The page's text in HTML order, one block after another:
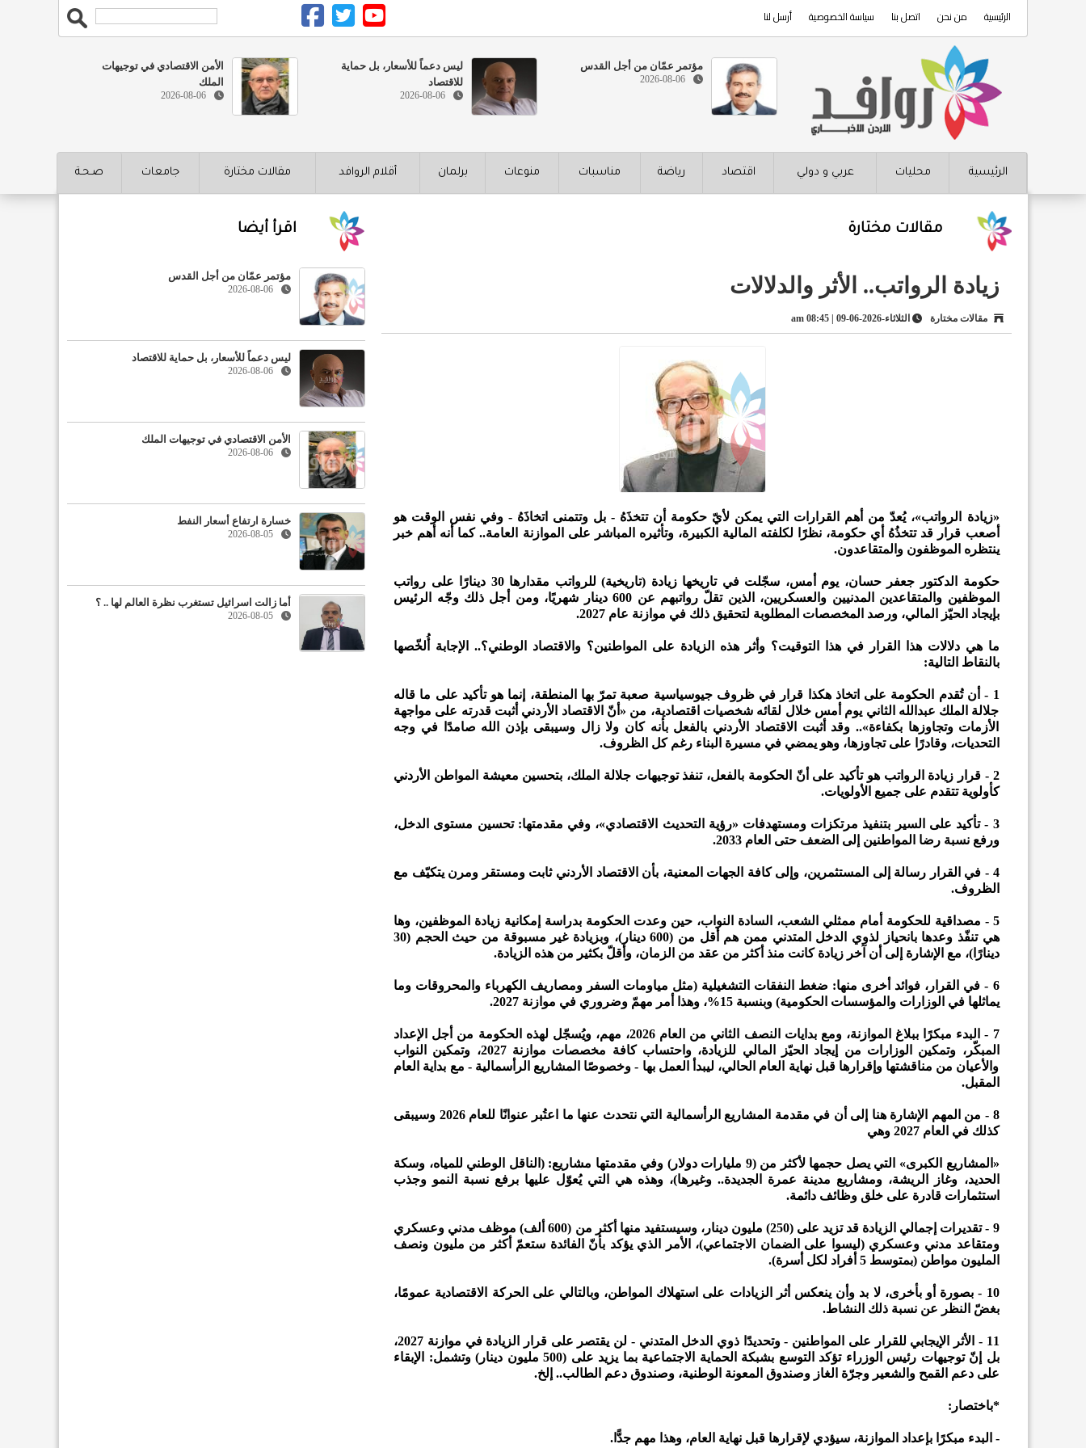
الرئيسية من نحن اتصل بنا سياسة الخصوصية أرسل لنا
مؤتمر عمّان من أجل القدس
2026-08-06
ليس دعماً للأسعار، بل حماية
للاقتصاد
2026-08-06
الأمن الاقتصادي في توجيهات
الملك
2026-08-06
الرئيسية محليات عربي و دولي اقتصاد رياضة مناسبات منوعات برلمان أقلام الروافد مقالات مختارة جامعات صـحـة
مقالات مختارة
زيادة الرواتب.. الأثر والدلالات
مقالات مختارة الثلاثاء-2026-06-09 | 08:45 am
«زيادة الرواتب»، يُعدّ من أهم القرارات التي يمكن لأيّ حكومة أن تتخذَهُ - بل وتتمنى اتخاذَهُ - وفي نفس الوقت هو
أصعب قرار قد تتخذُهُ أي حكومة، نظرًا لكلفته المالية الكبيرة، وتأثيره المباشر على الموازنة العامة.. كما أنه أهم خبر
ينتظره الموظفون والمتقاعدون.
حكومة الدكتور جعفر حسان، يوم أمس، سجّلت في تاريخها زيادة (تاريخية) للرواتب مقدارها 30 دينارًا على رواتب
الموظفين والمتقاعدين المدنيين والعسكريين، الذين تقلّ رواتبهم عن 600 دينار شهريًا، ومن أجل ذلك وجّه الرئيس
بإيجاد الحيّز المالي، ورصد المخصصات المطلوبة لتحقيق ذلك في موازنة عام 2027.
ما هي دلالات هذا القرار في هذا التوقيت؟ وأثر هذه الزيادة على المواطنين؟ والاقتصاد الوطني؟.. الإجابة أُلخّصها
بالنقاط التالية:
1 - أن تُقدم الحكومة على اتخاذ هكذا قرار في ظروف جيوسياسية صعبة تمرّ بها المنطقة، إنما هو تأكيد على ما قاله
جلالة الملك عبدالله الثاني يوم أمس خلال لقائه شخصيات اقتصادية، من «أنّ الاقتصاد الأردني أثبت قدرته على مواجهة
الأزمات وتجاوزها بكفاءة».. وقد أثبت الاقتصاد الأردني بالفعل بأنه كان ولا زال وسيبقى بإذن الله صامدًا في وجه
التحديات، وقادرًا على تجاوزها، وهو يمضي في مسيرة البناء رغم كل الظروف.
2 - قرار زيادة الرواتب هو تأكيد على أنّ الحكومة بالفعل، تنفذ توجيهات جلالة الملك، بتحسين معيشة المواطن الأردني
كأولوية تتقدم على جميع الأولويات.
3 - تأكيد على السير بتنفيذ مرتكزات ومستهدفات «رؤية التحديث الاقتصادي»، وفي مقدمتها: تحسين مستوى الدخل،
ورفع نسبة رضا المواطنين إلى الضعف حتى العام 2033.
4 - في القرار رسالة إلى المستثمرين، وإلى كافة الجهات المعنية، بأن الاقتصاد الأردني ثابت ومستقر ومرن يتكيّف مع
الظروف.
5 - مصداقية للحكومة أمام ممثلي الشعب، السادة النواب، حين وعدت الحكومة بدراسة إمكانية زيادة الموظفين، وها
هي تنفّذ وعدها بانحياز لذوي الدخل المتدني ممن هم أقل من (600 دينار)، وبزيادة غير مسبوقة من حيث الحجم (30
دينارًا)، مع الإشارة إلى أن آخر زيادة كانت منذ أكثر من عقد من الزمان، وأقلّ بكثير من هذه الزيادة.
6 - في القرار، فوائد أخرى منها: ضغط النفقات التشغيلية (مثل مياومات السفر ومصاريف الكهرباء والمحروقات وما
يماثلها في الوزارات والمؤسسات الحكومية) وبنسبة 15%، وهذا أمر مهمّ وضروري في موازنة 2027.
7 - البدء مبكرًا ببلاغ الموازنة، ومع بدايات النصف الثاني من العام 2026، مهم، ويُسجّل لهذه الحكومة من أجل الإعداد
المبكّر، وتمكين الوزارات من إيجاد الحيّز المالي للزيادة، واحتساب كافة مخصصات موازنة 2027، وتمكين النواب
والأعيان من مناقشتها وإقرارها قبل نهاية العام الحالي، ليبدأ العمل بها - وخصوصًا المشاريع الرأسمالية - مع بداية العام
المقبل.
8 - من المهم الإشارة هنا إلى أن في مقدمة المشاريع الرأسمالية التي نتحدث عنها ما اعتُبر عنوانًا للعام 2026 وسيبقى
كذلك في العام 2027 وهي
«المشاريع الكبرى» التي يصل حجمها لأكثر من (9 مليارات دولار) وفي مقدمتها مشاريع: (الناقل الوطني للمياه، وسكة
الحديد، وغاز الريشة، ومشاريع مدينة عمرة الجديدة.. وغيرها)، وهذه هي التي يُعوّل عليها برفع نسبة النمو وجذب
استثمارات قادرة على خلق وظائف دائمة.
9 - تقديرات إجمالي الزيادة قد تزيد على (250) مليون دينار، وسيستفيد منها أكثر من (600 ألف) موظف مدني وعسكري
ومتقاعد مدني وعسكري (ليسوا على الضمان الاجتماعي)، الأمر الذي يؤكد بأنّ الفائدة ستعمّ أكثر من مليون ونصف
المليون مواطن (بمتوسط 5 أفراد لكل أسرة).
10 - بصورة أو بأخرى، لا بد وأن ينعكس أثر الزيادات على استهلاك المواطن، وبالتالي على الحركة الاقتصادية عمومًا،
بغضّ النظر عن نسبة ذلك النشاط.
11 - الأثر الإيجابي للقرار على المواطنين - وتحديدًا ذوي الدخل المتدني - لن يقتصر على قرار الزيادة في موازنة 2027،
بل إنّ توجيهات رئيس الوزراء تؤكد التوسع بشبكة الحماية الاجتماعية بما يزيد على (500 مليون دينار) وتشمل: الإبقاء
على دعم القمح والشعير وجرّة الغاز وصندوق المعونة الوطنية، وصندوق دعم الطالب.. إلخ.
*باختصار:
- البدء مبكرًا بإعداد الموازنة، سيؤدي لإقرارها قبل نهاية العام، وهذا مهم جدًّا.
اقرأ أيضا
مؤتمر عمّان من أجل القدس
2026-08-06
ليس دعماً للأسعار، بل حماية للاقتصاد
2026-08-06
الأمن الاقتصادي في توجيهات الملك
2026-08-06
خسارة ارتفاع أسعار النفط
2026-08-05
أما زالت اسرائيل تستغرب نظرة العالم لها .. ؟
2026-08-05